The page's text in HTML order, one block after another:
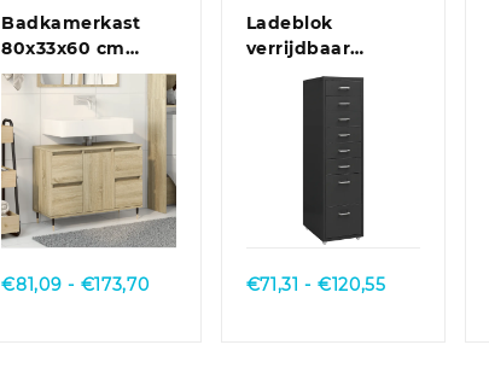
Badkamerkast
80x33x60 cm
bewerkt hout
bruin eikenkleur
Quick View
€81,09 - €173,70Prijsklasse:
Ladeblok
verrijdbaar
28x41x109 cm
metaal grijs
€71,31 - €120,55Prijsklasse: